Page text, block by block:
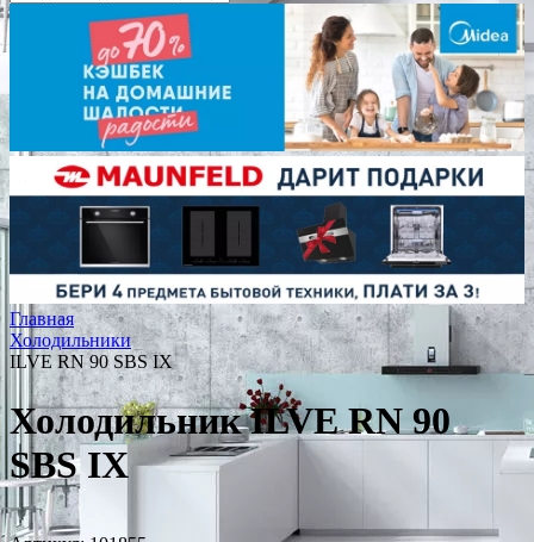
Главная
Холодильники
ILVE RN 90 SBS IX
Холодильник ILVE RN 90
SBS IX